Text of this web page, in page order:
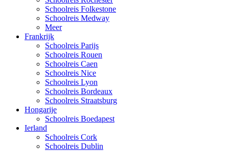
Schoolreis Folkestone
Schoolreis Medway
Meer
Frankrijk
Schoolreis Parijs
Schoolreis Rouen
Schoolreis Caen
Schoolreis Nice
Schoolreis Lyon
Schoolreis Bordeaux
Schoolreis Straatsburg
Hongarije
Schoolreis Boedapest
Ierland
Schoolreis Cork
Schoolreis Dublin